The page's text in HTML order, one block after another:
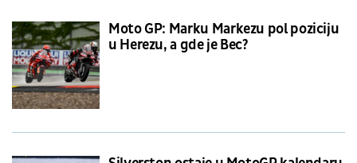
Moto GP: Marku Markezu pol poziciju
u Herezu, a gde je Bec?